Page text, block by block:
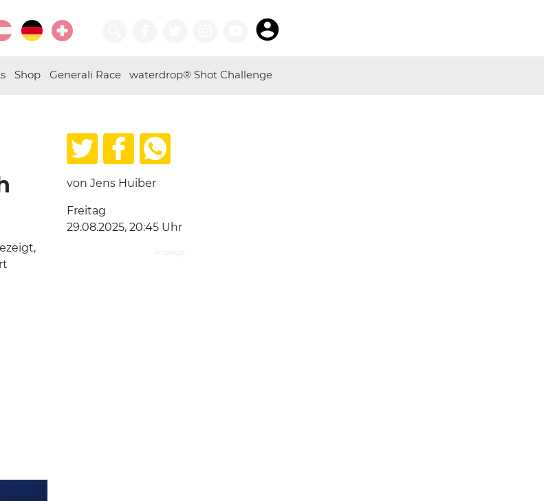
Shop Generali Race waterdrop® Shot Challenge
von Jens Huiber
Freitag
29.08.2025, 20:45 Uhr